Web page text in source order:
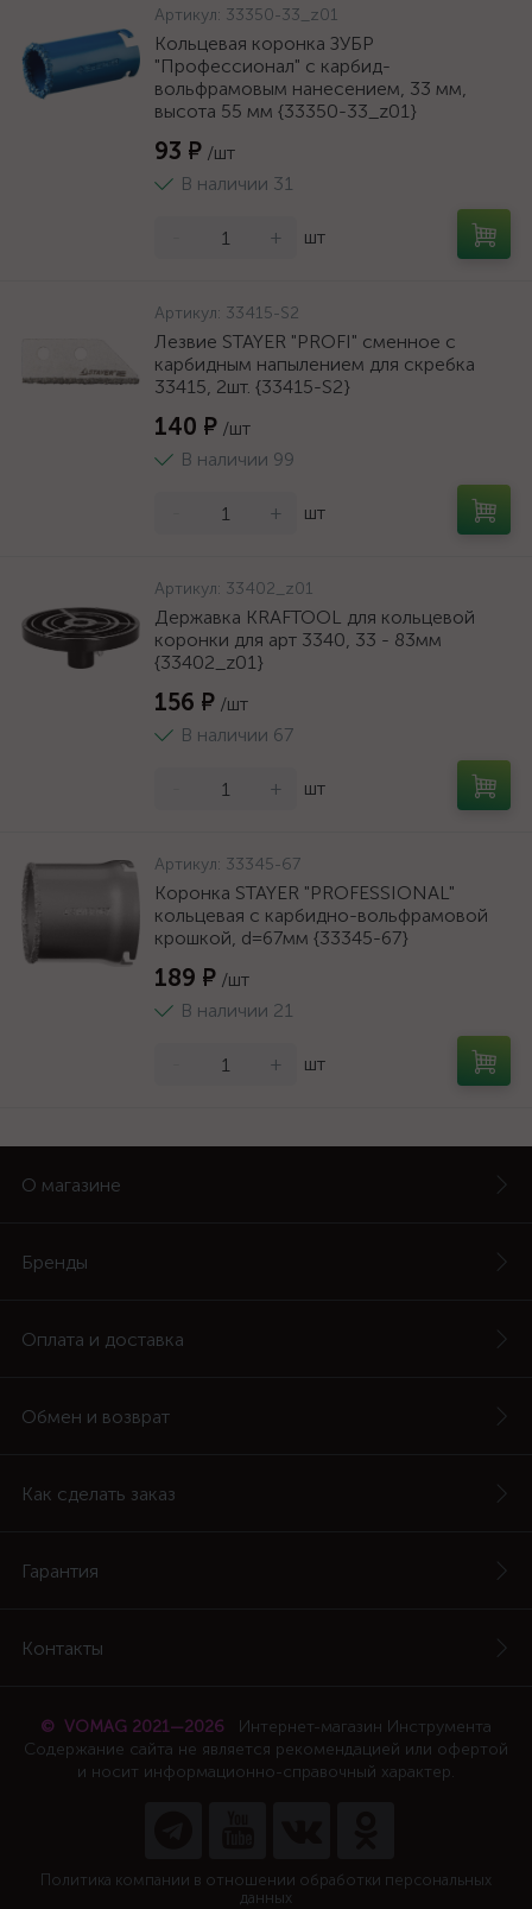
Артикул: 33350-33_z01
Кольцевая коронка ЗУБР
"Профессионал" c карбид-
вольфрамовым нанесением, 33 мм,
высота 55 мм {33350-33_z01}
93 ₽ /шт
В наличии 31
+ шт
Артикул: 33415-S2
Лезвие STAYER "PROFI" сменное с
карбидным напылением для скребка
33415, 2шт. {33415-S2}
140 ₽ /шт
В наличии 99
+ шт
Артикул: 33402_z01
Державка KRAFTOOL для кольцевой
коронки для арт 3340, 33 - 83мм
{33402_z01}
156 ₽ /шт
В наличии 67
+ шт
Артикул: 33345-67
Коронка STAYER "PROFESSIONAL"
кольцевая с карбидно-вольфрамовой
крошкой, d=67мм {33345-67}
189 ₽ /шт
В наличии 21
+ шт
О магазине
Бренды
Оплата и доставка
Обмен и возврат
Как сделать заказ
Гарантия
Контакты
© VOMAG 2021—2026
Интернет-магазин Инструмента
Содержание сайта не является рекомендацией или офертой
и носит информационно-справочный характер.
Политика компании в отношении обработки персональных
данных